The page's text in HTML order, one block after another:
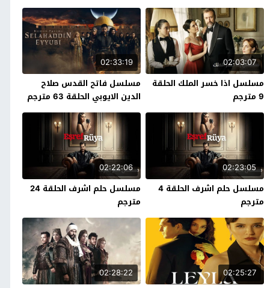
02:03:07
مسلسل اذا خسر الملك الحلقة
9 مترجم
02:33:19
مسلسل فاتح القدس صلاح
الدين الايوبي الحلقة 63 مترجم
02:23:05
مسلسل حلم اشرف الحلقة 4
مترجم
02:22:06
مسلسل حلم اشرف الحلقة 24
مترجم
02:25:27
02:28:22